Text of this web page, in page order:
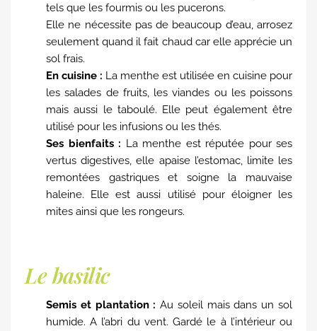
tels que les fourmis ou les pucerons.
Elle ne nécessite pas de beaucoup d’eau, arrosez
seulement quand il fait chaud car elle apprécie un
sol frais.
En cuisine : La menthe est utilisée en cuisine pour
les salades de fruits, les viandes ou les poissons
mais aussi le taboulé. Elle peut également être
utilisé pour les infusions ou les thés.
Ses bienfaits : La menthe est réputée pour ses
vertus digestives, elle apaise l’estomac, limite les
remontées gastriques et soigne la mauvaise
haleine. Elle est aussi utilisé pour éloigner les
mites ainsi que les rongeurs.
Le basilic
Semis et plantation : Au soleil mais dans un sol
humide. A l’abri du vent. Gardé le à l’intérieur ou